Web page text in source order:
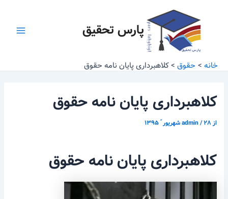
پارس تحقیق
خانه حقوق کلاهبرداری پایان نامه حقوق
کلاهبرداری پایان نامه حقوق
از admin/۲۸ شهریور ّ ۱۳۹۵
کلاهبرداری پایان نامه حقوق